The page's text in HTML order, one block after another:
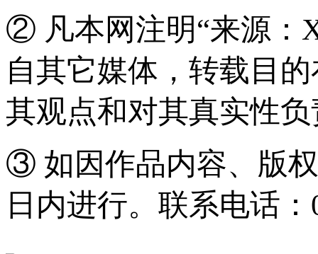
② 凡本网注明“来源：
自其它媒体，转载目
其观点和对其真实性
③ 如因作品内容、版
日内进行。联系电话：